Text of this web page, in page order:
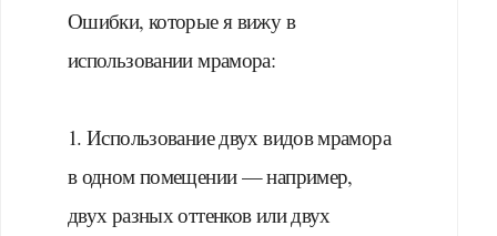
Ошибки, которые я вижу в
использовании мрамора:
1. Использование двух видов мрамора
в одном помещении — например,
двух разных оттенков или двух